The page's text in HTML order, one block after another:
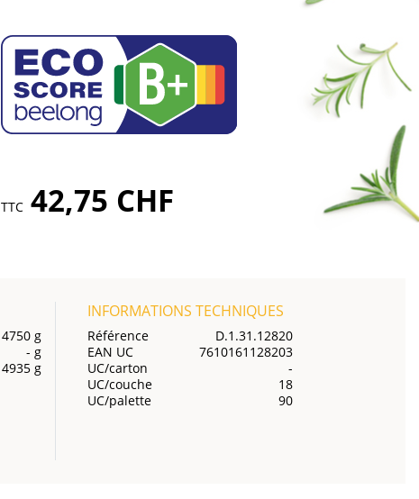
TTC 42,75 CHF
4750 g
- g
4935 g
INFORMATIONS TECHNIQUES
Référence
D.1.31.12820
EAN UC
7610161128203
UC/carton
-
UC/couche
18
UC/palette
90